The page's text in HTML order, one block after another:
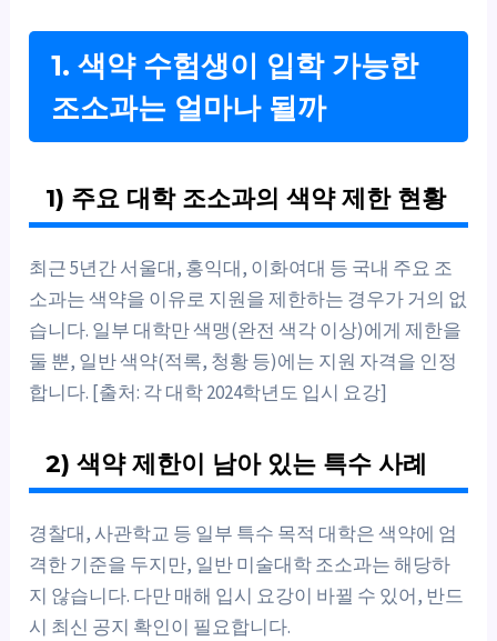
1. 색약 수험생이 입학 가능한
조소과는 얼마나 될까
1) 주요 대학 조소과의 색약 제한 현황
최근 5년간 서울대, 홍익대, 이화여대 등 국내 주요 조
소과는 색약을 이유로 지원을 제한하는 경우가 거의 없
습니다. 일부 대학만 색맹(완전 색각 이상)에게 제한을
둘 뿐, 일반 색약(적록, 청황 등)에는 지원 자격을 인정
합니다. [출처: 각 대학 2024학년도 입시 요강]
2) 색약 제한이 남아 있는 특수 사례
경찰대, 사관학교 등 일부 특수 목적 대학은 색약에 엄
격한 기준을 두지만, 일반 미술대학 조소과는 해당하
지 않습니다. 다만 매해 입시 요강이 바뀔 수 있어, 반드
시 최신 공지 확인이 필요합니다.